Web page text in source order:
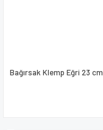
Bağırsak Klemp Eğri 23 cm